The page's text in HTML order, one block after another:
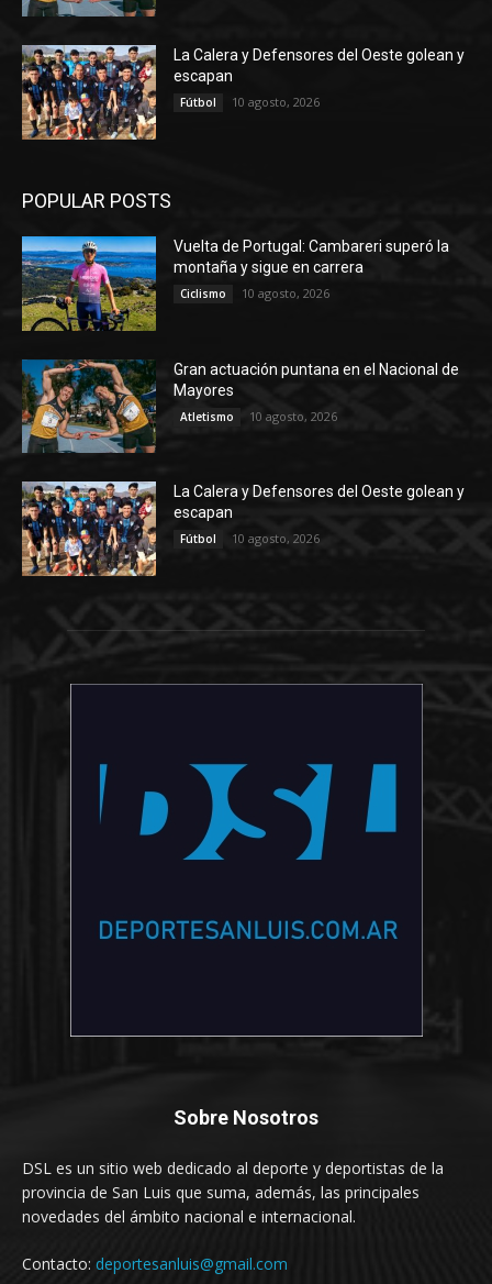
La Calera y Defensores del Oeste golean y
escapan
Fútbol 10 agosto, 2026
POPULAR POSTS
Vuelta de Portugal: Cambareri superó la
montaña y sigue en carrera
Ciclismo 10 agosto, 2026
Gran actuación puntana en el Nacional de
Mayores
Atletismo 10 agosto, 2026
La Calera y Defensores del Oeste golean y
escapan
Fútbol 10 agosto, 2026
Sobre Nosotros
DSL es un sitio web dedicado al deporte y deportistas de la
provincia de San Luis que suma, además, las principales
novedades del ámbito nacional e internacional.
Contacto: deportesanluis@gmail.com